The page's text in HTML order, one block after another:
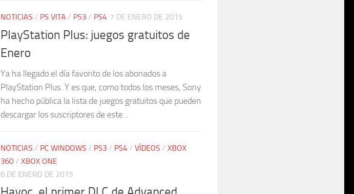
NOTICIAS / PS VITA / PS3 / PS4 7 DE ENERO DE 2015
PlayStation Plus: juegos gratuitos de
Enero
Ya ha llegado el día favorito de los abonados a
PlayStation Plus. Y es que, como todos los meses, Sony
ha hecho pública la lista de juegos gratuitos que pueden
descargar los suscriptores de este...
NOTICIAS / PC WINDOWS / PS3 / PS4 / VÍDEOS / XBOX
360 / XBOX ONE
6 DE ENERO DE 2015